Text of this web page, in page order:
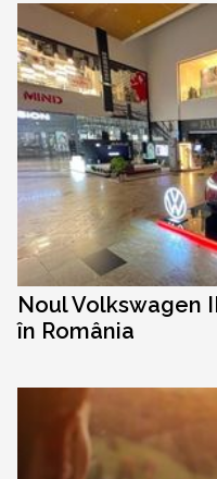
Noul Volkswagen
în România